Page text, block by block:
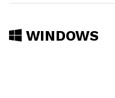
WINDOWS